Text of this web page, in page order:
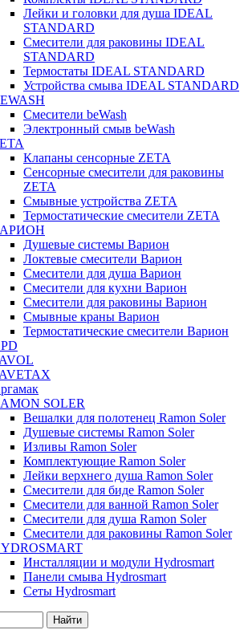
Лейки и головки для душа IDEAL
STANDARD
Смесители для раковины IDEAL
STANDARD
Термостаты IDEAL STANDARD
Устройства смыва IDEAL STANDARD
Смесители beWash
Электронный смыв beWash
Клапаны сенсорные ZETA
Сенсорные смесители для раковины
ZETA
Смывные устройства ZETA
Термостатические смесители ZETA
Душевые системы Варион
Локтевые смесители Варион
Смесители для душа Варион
Смесители для кухни Варион
Смесители для раковины Варион
Смывные краны Варион
Термостатические смесители Варион
SOLER
Вешалки для полотенец Ramon Soler
Душевые системы Ramon Soler
Изливы Ramon Soler
Комплектующие Ramon Soler
Лейки верхнего душа Ramon Soler
Смесители для биде Ramon Soler
Смесители для ванной Ramon Soler
Смесители для душа Ramon Soler
Смесители для раковины Ramon Soler
Инсталляции и модули Hydrosmart
Панели смыва Hydrosmart
Сеты Hydrosmart
Найти